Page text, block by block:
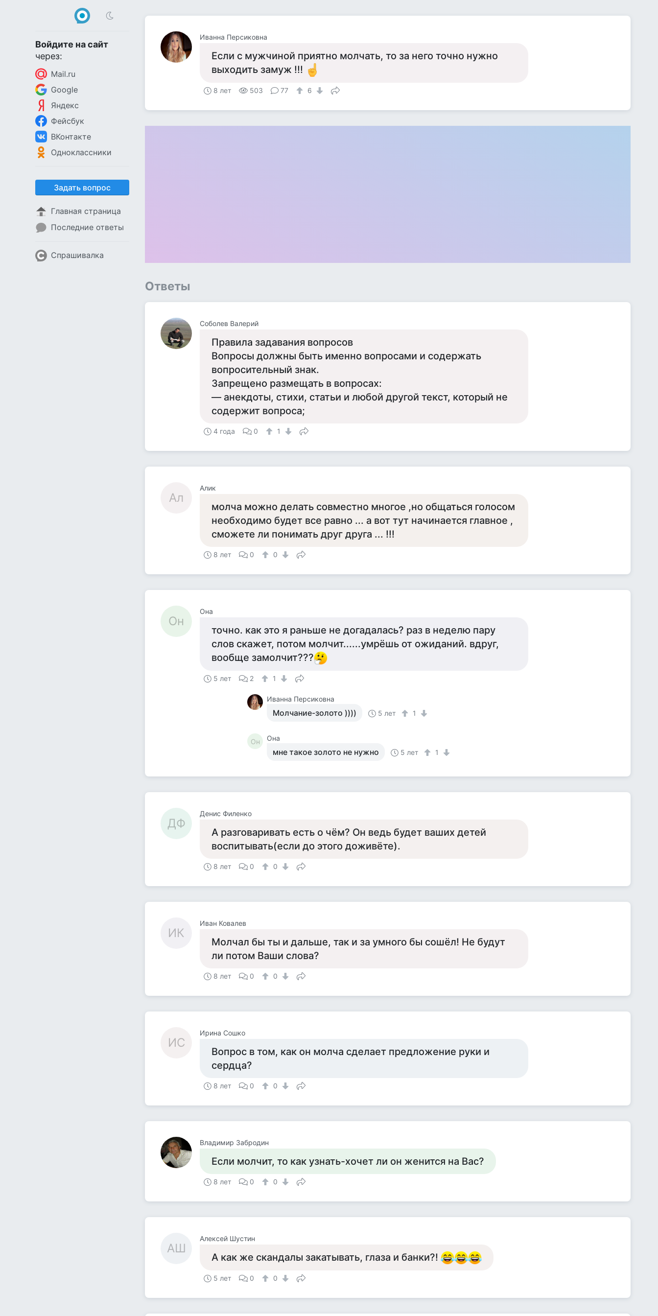
Войдите на сайт
через:
Mail.ru
Google
Яндекс
Фейсбук
ВКонтакте
Одноклассники
Задать вопрос
Главная страница
Последние ответы
Спрашивалка
Иванна Персиковна
Если с мужчиной приятно молчать, то за него точно нужно
выходить замуж !!!
8 лет 503 77 6
Ответы
Соболев Валерий
Правила задавания вопросов
Вопросы должны быть именно вопросами и содержать
вопросительный знак.
Запрещено размещать в вопросах:
— анекдоты, стихи, статьи и любой другой текст, который не
содержит вопроса;
4 года 0 1
Ал
Алик
молча можно делать совместно многое ,но общаться голосом
необходимо будет все равно ... а вот тут начинается главное ,
сможете ли понимать друг друга ... !!!
8 лет 0 0
Он
Она
точно. как это я раньше не догадалась? раз в неделю пару
слов скажет, потом молчит......умрёшь от ожиданий. вдруг,
вообще замолчит???
5 лет 2 1
Иванна Персиковна
Молчание-золото )))) 5 лет 1
Он Она
мне такое золото не нужно 5 лет 1
ДФ
Денис Филенко
А разговаривать есть о чём? Он ведь будет ваших детей
воспитывать(если до этого доживёте).
8 лет 0 0
ИК
Иван Ковалев
Молчал бы ты и дальше, так и за умного бы сошёл! Не будут
ли потом Ваши слова?
8 лет 0 0
ИС
Ирина Сошко
Вопрос в том, как он молча сделает предложение руки и
сердца?
8 лет 0 0
Владимир Забродин
Если молчит, то как узнать-хочет ли он женится на Вас?
8 лет 0 0
АШ
Алексей Шустин
А как же скандалы закатывать, глаза и банки?!
5 лет 0 0